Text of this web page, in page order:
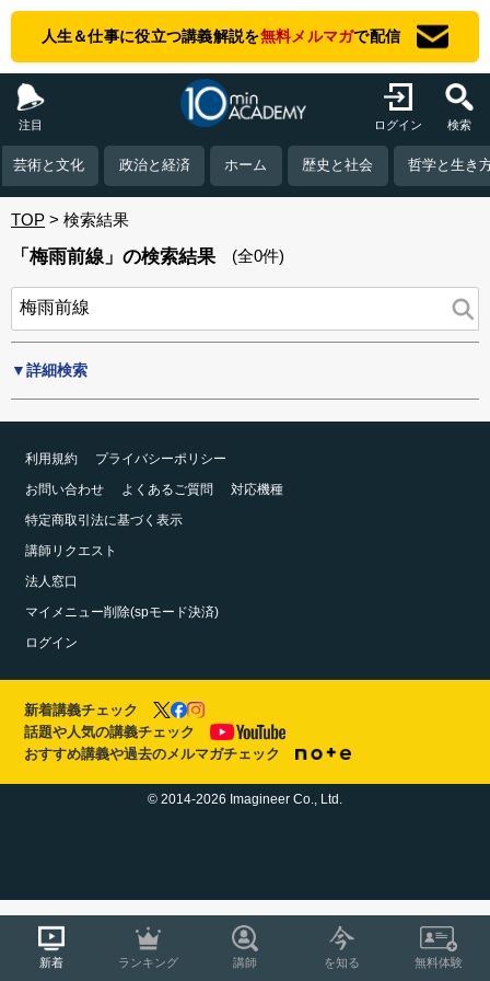
人生＆仕事に役立つ講義解説を無料メルマガで配信
注目 ログイン 検索
芸術と文化 政治と経済 ホーム 歴史と社会 哲学と生き
TOP 検索結果
「梅雨前線」の検索結果 (全0件)
▼詳細検索
利用規約
プライバシーポリシー
お問い合わせ
よくあるご質問
対応機種
特定商取引法に基づく表示
講師リクエスト
法人窓口
マイメニュー削除(spモード決済)
ログイン
新着講義チェック
話題や人気の講義チェック
おすすめ講義や過去のメルマガチェック
© 2014-2026 Imagineer Co., Ltd.
新着 ランキング 講師 を知る 無料体験